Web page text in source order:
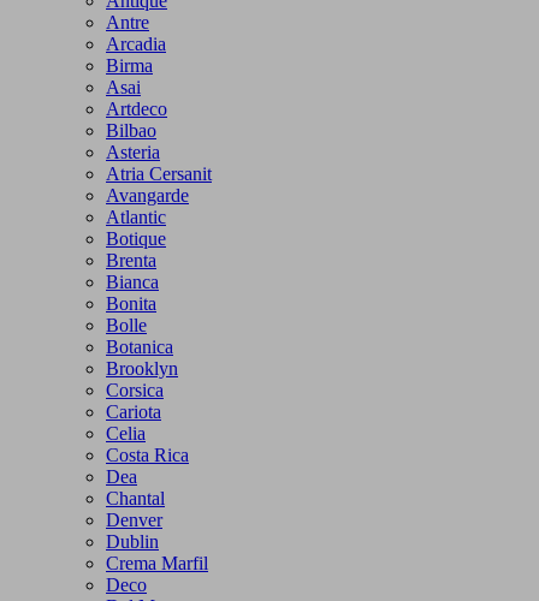
Antre
Arcadia
Birma
Asai
Artdeco
Bilbao
Asteria
Atria Cersanit
Avangarde
Atlantic
Botique
Brenta
Bianca
Bonita
Bolle
Botanica
Brooklyn
Corsica
Cariota
Celia
Costa Rica
Dea
Chantal
Denver
Dublin
Crema Marfil
Deco